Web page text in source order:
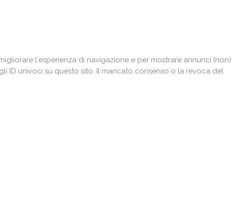
l'esperienza di navigazione e per mostrare annunci (non)
ID univoci su questo sito. Il mancato consenso o la revoca del